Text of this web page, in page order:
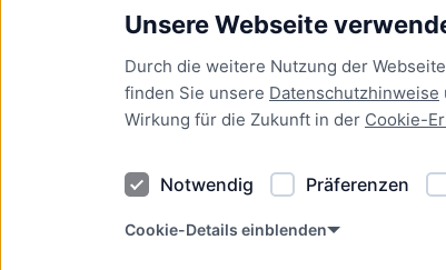
Unsere Webseite
Durch die weitere Nutzung der
finden Sie unsere Datenschutzhinweise
Wirkung für die Zukunft in der Cookie-
Notwendig Präferenzen
Cookie-Details einblenden